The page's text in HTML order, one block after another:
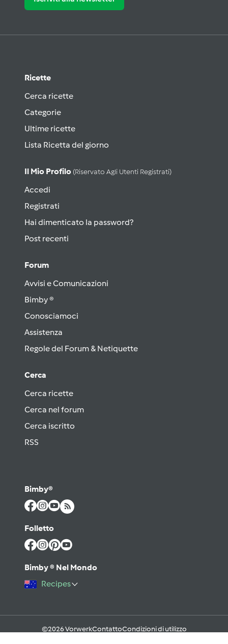
Ricette
Cerca ricette
Categorie
Ultime ricette
Lista Ricetta del giorno
Il Mio Profilo (riservato Agli Utenti Registrati)
Accedi
Registrati
Hai dimenticato la password?
Post recenti
Forum
Avvisi e Comunicazioni
Bimby ®
Conosciamoci
Assistenza
Regole del Forum & Netiquette
Cerca
Cerca ricette
Cerca nel forum
Cerca iscritto
RSS
Bimby®
Folletto
Bimby ® Nel Mondo
Recipes
©2026 VorwerkContattoCondizioni di utilizzo